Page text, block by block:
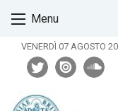
content
Menu
VENERDÌ 07 AGOSTO
twitterissuu